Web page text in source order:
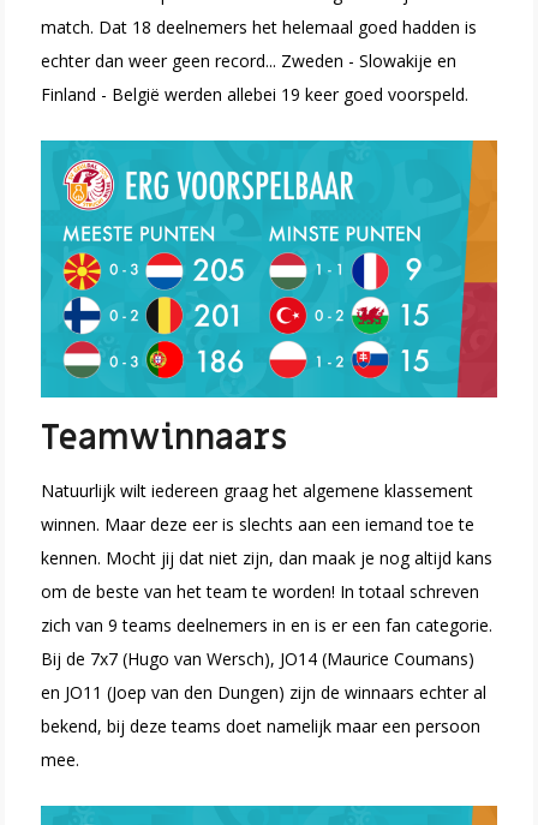
match. Dat 18 deelnemers het helemaal goed hadden is
echter dan weer geen record... Zweden - Slowakije en
Finland - België werden allebei 19 keer goed voorspeld.
Teamwinnaars
Natuurlijk wilt iedereen graag het algemene klassement
winnen. Maar deze eer is slechts aan een iemand toe te
kennen. Mocht jij dat niet zijn, dan maak je nog altijd kans
om de beste van het team te worden! In totaal schreven
zich van 9 teams deelnemers in en is er een fan categorie.
Bij de 7x7 (Hugo van Wersch), JO14 (Maurice Coumans)
en JO11 (Joep van den Dungen) zijn de winnaars echter al
bekend, bij deze teams doet namelijk maar een persoon
mee.